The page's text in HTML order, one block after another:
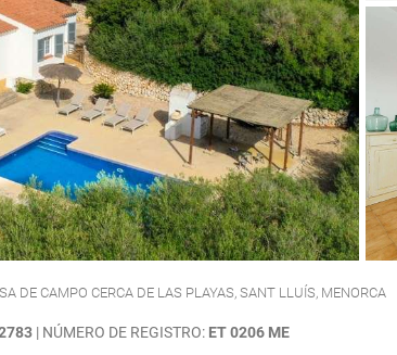
DE CAMPO CERCA DE LAS PLAYAS, SANT LLUÍS, MENORCA
| NÚMERO DE REGISTRO: ET 0206 ME